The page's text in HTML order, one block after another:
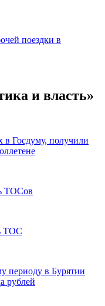
поездки в
и власть»
Госдуму, получили
ТОСов
ТОС
периоду в Бурятии
рублей